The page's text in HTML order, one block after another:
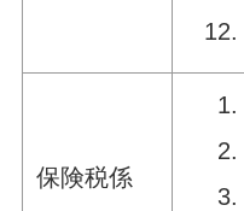
保険税係